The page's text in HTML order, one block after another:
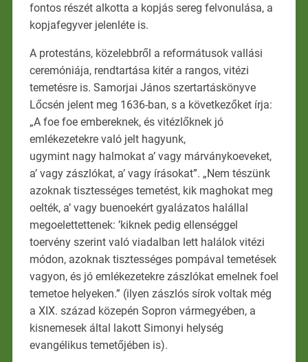
fontos részét alkotta a kopjás sereg felvonulása, a
kopjafegyver jelenléte is.
A protestáns, közelebbről a reformátusok vallási
ceremóniája, rendtartása kitér a rangos, vitézi
temetésre is. Samorjai János szertartáskönyve
Lőcsén jelent meg 1636-ban, s a következőket írja:
„A foe foe embereknek, és vitézlőknek jó
emlékezetekre való jelt hagyunk,
ugymint nagy halmokat a’ vagy márványkoeveket,
a’ vagy zászlókat, a’ vagy írásokat”. „Nem tészünk
azoknak tisztességes temetést, kik maghokat meg
oelték, a’ vagy buenoekért gyalázatos halállal
megoelettettenek: ’kiknek pedig ellenséggel
toervény szerint való viadalban lett halálok vitézi
módon, azoknak tisztességes pompával temetések
vagyon, és jó emlékezetekre zászlókat emelnek foel
temetoe helyeken.” (ilyen zászlós sírok voltak még
a XIX. század közepén Sopron vármegyében, a
kisnemesek által lakott Simonyi helység
evangélikus temetőjében is).